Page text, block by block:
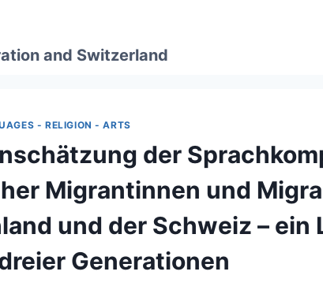
and Switzerland
- RELIGION - ARTS
der
Migrantinnen und
und der Schweiz – ein
Generationen